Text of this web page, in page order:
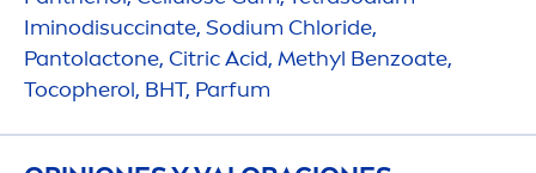
Iminodisuccinate, Sodium Chloride,
Pantolactone, Citric Acid, Methyl Benzoate,
Tocopherol, BHT, Parfum